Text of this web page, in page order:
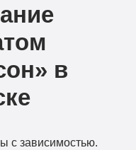
в
с зависимостью.